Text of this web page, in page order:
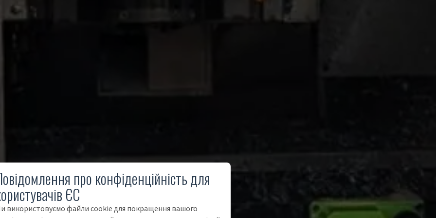
про конфіденційність для
ЄС
використовуємо файли cookie для покращення вашого